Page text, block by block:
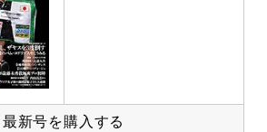
最新号を購入する